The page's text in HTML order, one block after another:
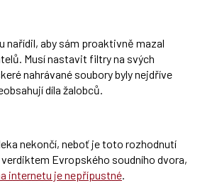
nařídil, aby sám proaktivně mazal
Musí nastavit filtry na svých
nahrávané soubory byly nejdříve
díla žalobců.
nekončí, neboť je toto rozhodnutí
Evropského soudního dvora,
internetu je nepřípustné.